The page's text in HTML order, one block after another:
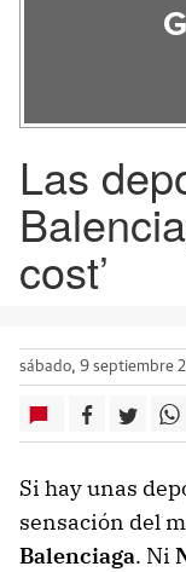
Las
cost’
sábado, 9 septiembre
Si hay unas
sensación del
Balenciaga. Ni